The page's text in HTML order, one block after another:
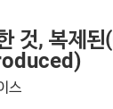
것, 복제
스